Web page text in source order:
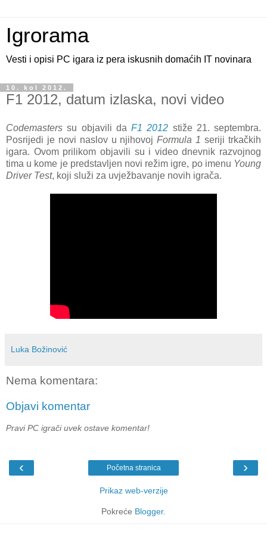
Igrorama
Vesti i opisi PC igara iz pera iskusnih domaćih IT novinara
10. kol 2012.
F1 2012, datum izlaska, novi video
Codemasters su objavili da F1 2012 stiže 21. septembra.
Posrijedi je novi naslov u njihovojFormula 1 seriji trkačkih
igara. Ovom prilikom objavili su i video dnevnik razvojnog
tima u kome je predstavljen novi režim igre, po imenu Young
Driver Test, koji služi za uvježbavanje novih igrača.
Luka Božinović
Nema komentara:
Objavi komentar
Pravi PC igrači uvek ostave komentar!
‹ ›
Početna stranica
Prikaz web-verzije
Pokreće Blogger.